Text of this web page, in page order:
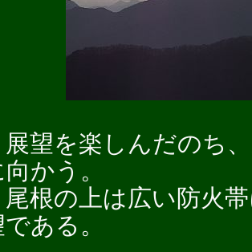
望を楽しんだのち
向かう。
根の上は広い防火
ある。